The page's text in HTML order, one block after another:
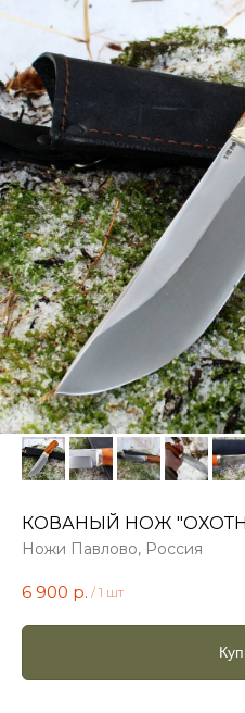
КОВАНЫЙ НОЖ
Ножи Павлово, Россия
6 900 р. / 1 шт